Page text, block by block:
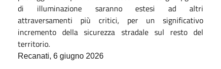
di illuminazione saranno estesi ad altri
attraversamenti più critici, per un significativo
incremento della sicurezza stradale sul resto del
territorio.
Recanati, 6 giugno 2026